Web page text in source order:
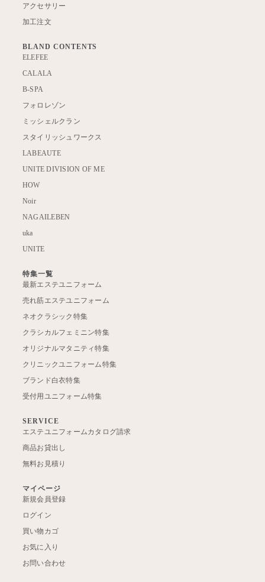
アクセサリー
加工注文
BLAND CONTENTS
ELEFEE
CALALA
B-SPA
フォロレゾン
ミッシェルクラン
スタイリッシュワークス
LABEAUTE
UNITE DIVISION OF ME
HOW
Noir
NAGAILEBEN
uka
UNITE
特集一覧
最新エステユニフォーム
売れ筋エステユニフォーム
ネオクラシック特集
クラシカルフェミニン特集
オリジナルマタニティ特集
クリニックユニフォーム特集
ブランド白衣特集
受付用ユニフォーム特集
SERVICE
エステユニフォームカタログ請求
商品お貸出し
無料お見積り
マイページ
新規会員登録
ログイン
買い物カゴ
お気に入り
お問い合わせ